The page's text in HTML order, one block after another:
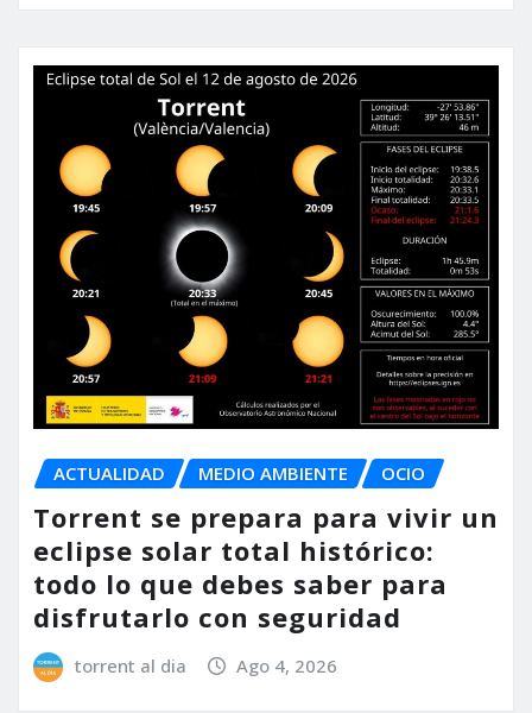
ACTUALIDAD MEDIO AMBIENTE OCIO
Torrent se prepara para vivir un
eclipse solar total histórico:
todo lo que debes saber para
disfrutarlo con seguridad
torrent al dia Ago 4, 2026